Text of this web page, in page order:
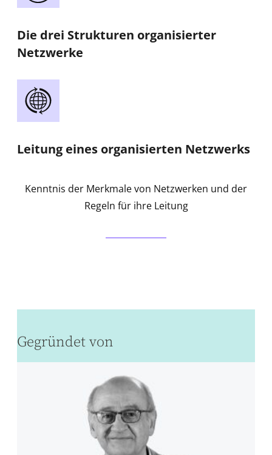
Die drei Strukturen organisierter
Netzwerke
Leitung eines organisierten Netzwerks
Kenntnis der Merkmale von Netzwerken und der
Regeln für ihre Leitung
Gegründet von